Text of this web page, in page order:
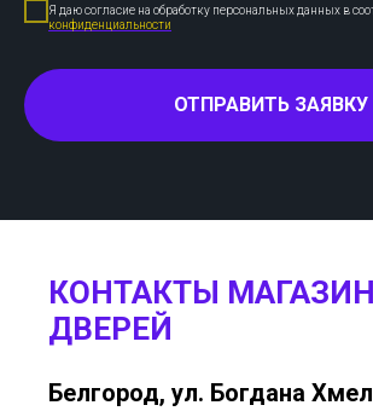
Я даю согласие на обработку персональных данных в
конфиденциальности
ОТПРАВИТЬ ЗАЯВКУ
КОНТАКТЫ
ДВЕРЕЙ
Белгород, ул. Богдана